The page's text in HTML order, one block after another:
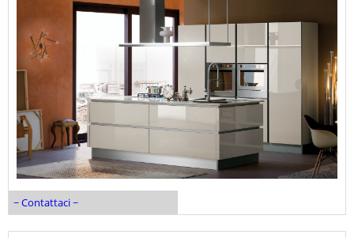
~ Contattaci ~